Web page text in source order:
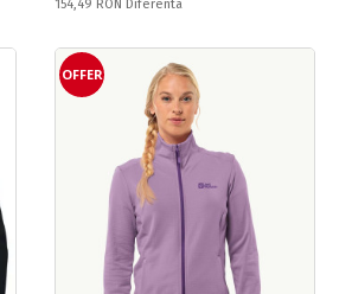
154,49 RON Diferenta
OFFER